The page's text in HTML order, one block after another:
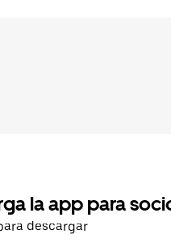
la app para
descargar